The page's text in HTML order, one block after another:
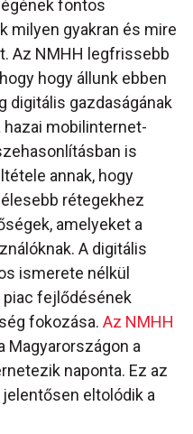
fontos
milyen gyakran és mire
Az NMHH legfrissebb
hogy állunk ebben
digitális gazdaságának
mobilinternet-
is
annak, hogy
rétegekhez
amelyeket a
A digitális
ismerete nélkül
piac fejlődésének
fokozása. Az NMHH
Magyarországon a
naponta. Ez az
eltolódik a